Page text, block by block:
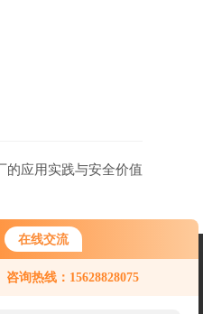
在线交流
咨询热线：15628828075
请问您要咨询什么问题呢？
的应用实践与安全价值